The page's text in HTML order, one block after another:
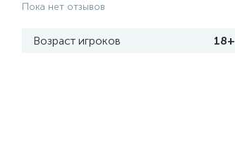
Пока нет отзывов
Возраст игроков 18+